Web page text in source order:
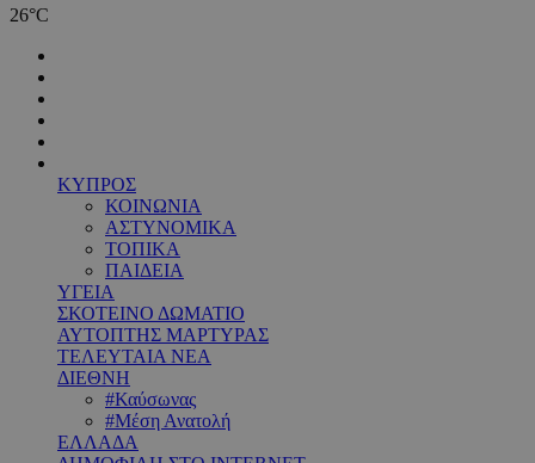
26°C
ΚΥΠΡΟΣ
ΚΟΙΝΩΝΙΑ
ΑΣΤΥΝΟΜΙΚΑ
ΤΟΠΙΚΑ
ΠΑΙΔΕΙΑ
ΥΓΕΙΑ
ΣΚΟΤΕΙΝΟ ΔΩΜΑΤΙΟ
ΑΥΤΟΠΤΗΣ ΜΑΡΤΥΡΑΣ
ΤΕΛΕΥΤΑΙΑ ΝΕΑ
ΔΙΕΘΝΗ
#Καύσωνας
#Μέση Ανατολή
ΕΛΛΑΔΑ